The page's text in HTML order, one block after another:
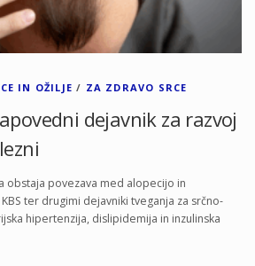
IN OŽILJE / ZA ZDRAVO SRCE
dejavnik za razvoj
obstaja povezava med alopecijo in
ter drugimi dejavniki tveganja za srčno-
hipertenzija, dislipidemija in inzulinska